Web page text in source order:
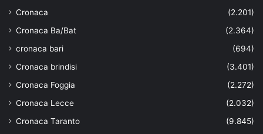
Cronaca
(2.201)
Cronaca Ba/Bat
(2.364)
cronaca bari
(694)
Cronaca brindisi
(3.401)
Cronaca Foggia
(2.272)
Cronaca Lecce
(2.032)
Cronaca Taranto
(9.845)